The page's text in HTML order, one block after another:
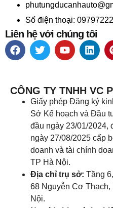
Số điện thoại:
Liên hệ với chúng tôi
CÔNG TY TNHH VC
Giấy phép Đăng ký
Sở Kế hoạch và Đầu
đầu ngày 23/01/2024,
ngày 27/08/2025 cấp
doanh và tài chính
TP Hà Nội.
Địa chỉ trụ sở: Tầng
68 Nguyễn Cơ
Nội.